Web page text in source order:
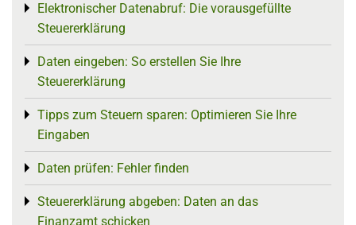
Elektronischer Datenabruf: Die vorausgefüllte
Steuererklärung
Toggle menu
Daten eingeben: So erstellen Sie Ihre
Steuererklärung
Toggle menu
Tipps zum Steuern sparen: Optimieren Sie Ihre
Eingaben
Toggle menu
Daten prüfen: Fehler finden
Toggle menu
Steuererklärung abgeben: Daten an das
Finanzamt schicken
Toggle menu